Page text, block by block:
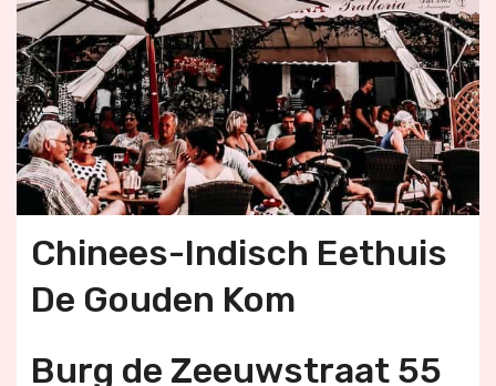
Chinees-Indisch Eethuis
De Gouden Kom
Burg de Zeeuwstraat 55